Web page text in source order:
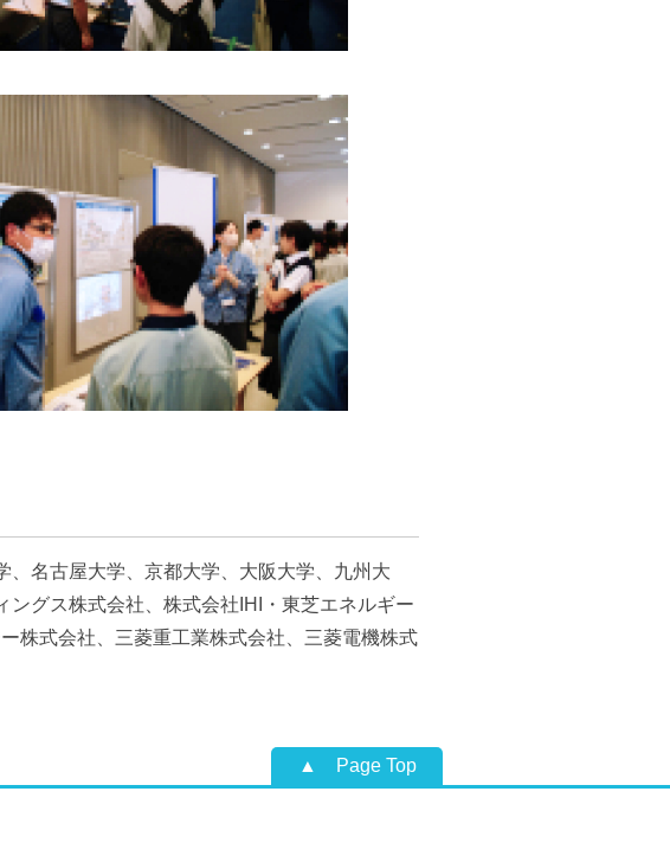
名古屋大学、京都大学、大阪大学、九州大
グス株式会社、株式会社IHI・東芝エネルギー
株式会社、三菱重工業株式会社、三菱電機株式
Page Top